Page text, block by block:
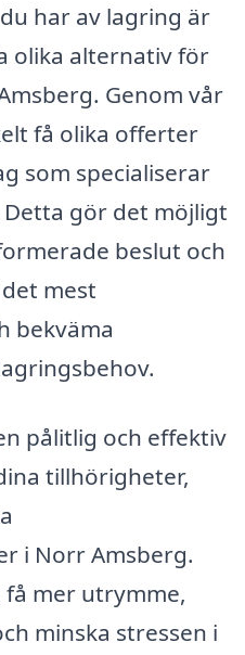
har av lagring är
olika alternativ för
Genom vår
få olika offerter
som specialiserar
gör det möjligt
beslut och
mest
bekväma
pålitlig och effektiv
tillhörigheter,
i Norr Amsberg.
mer utrymme,
minska stressen i